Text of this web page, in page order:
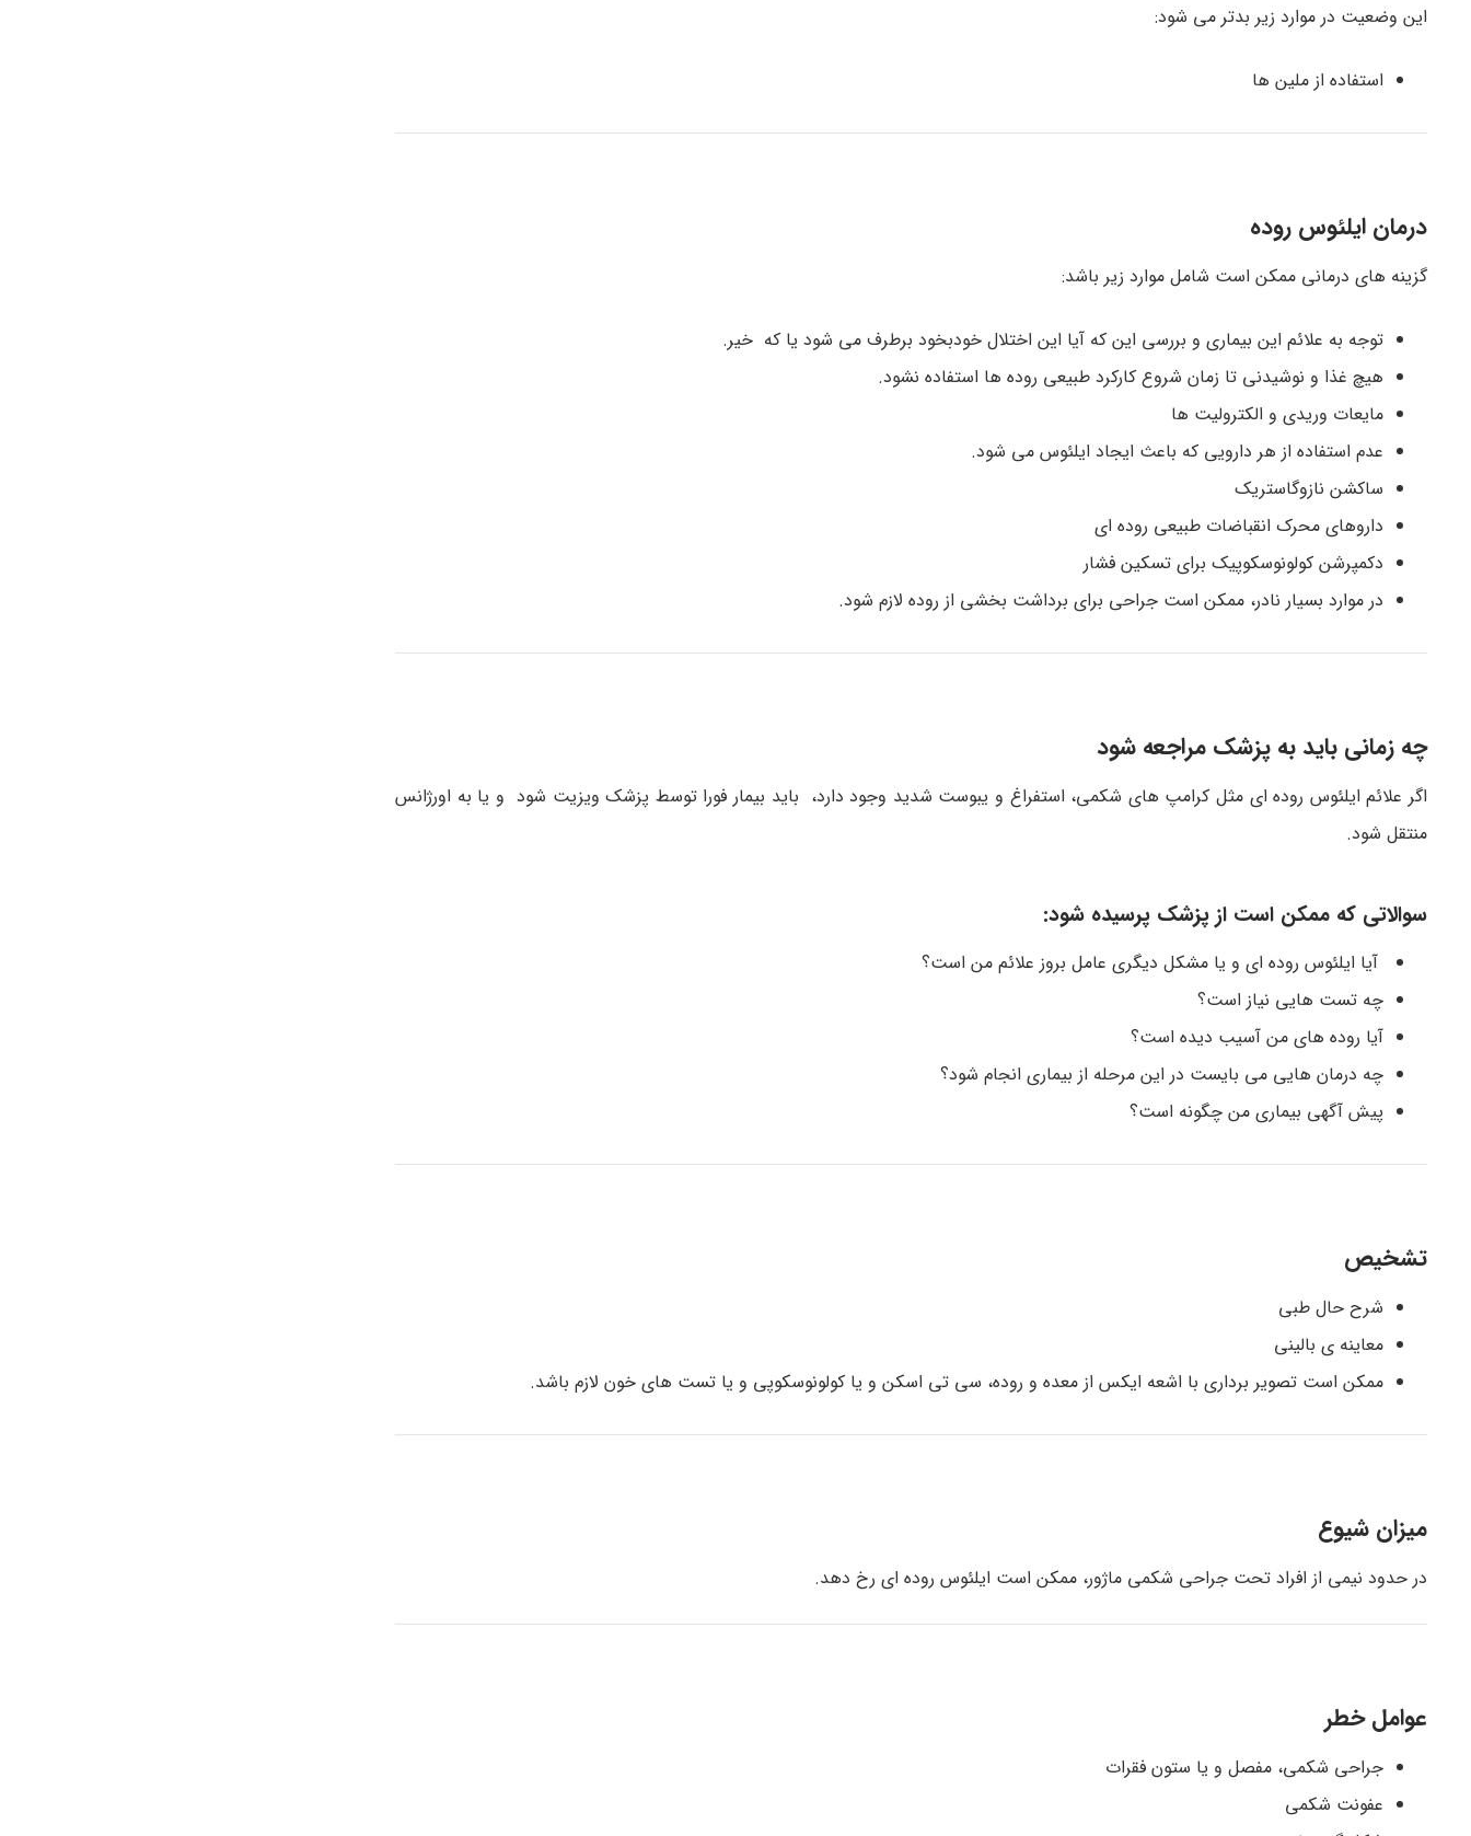
این وضعیت در موارد زیر بدتر می شود:
استفاده از ملین ها
درمان ایلئوس روده
گزینه های درمانی ممکن است شامل موارد زیر باشد:
توجه به علائم این بیماری و بررسی این که آیا این اختلال خودبخود برطرف می شود یا که خیر.
هیچ غذا و نوشیدنی تا زمان شروع کارکرد طبیعی روده ها استفاده نشود.
مایعات وریدی و الکترولیت ها
عدم استفاده از هر دارویی که باعث ایجاد ایلئوس می شود.
ساکشن نازوگاستریک
داروهای محرک انقباضات طبیعی روده ای
دکمپرشن کولونوسکوپیک برای تسکین فشار
در موارد بسیار نادر، ممکن است جراحی برای برداشت بخشی از روده لازم شود.
چه زمانی باید به پزشک مراجعه شود
اگر علائم ایلئوس روده ای مثل کرامپ های شکمی، استفراغ و یبوست شدید وجود دارد، باید بیمار فورا توسط پزشک ویزیت شود و یا به اورژانس
منتقل شود.
سوالاتی که ممکن است از پزشک پرسیده شود:
آیا ایلئوس روده ای و یا مشکل دیگری عامل بروز علائم من است؟
چه تست هایی نیاز است؟
آیا روده های من آسیب دیده است؟
چه درمان هایی می بایست در این مرحله از بیماری انجام شود؟
پیش آگهی بیماری من چگونه است؟
تشخیص
شرح حال طبی
معاینه ی بالینی
ممکن است تصویر برداری با اشعه ایکس از معده و روده، سی تی اسکن و یا کولونوسکوپی و یا تست های خون لازم باشد.
میزان شیوع
در حدود نیمی از افراد تحت جراحی شکمی ماژور، ممکن است ایلئوس روده ای رخ دهد.
عوامل خطر
جراحی شکمی، مفصل و یا ستون فقرات
عفونت شکمی